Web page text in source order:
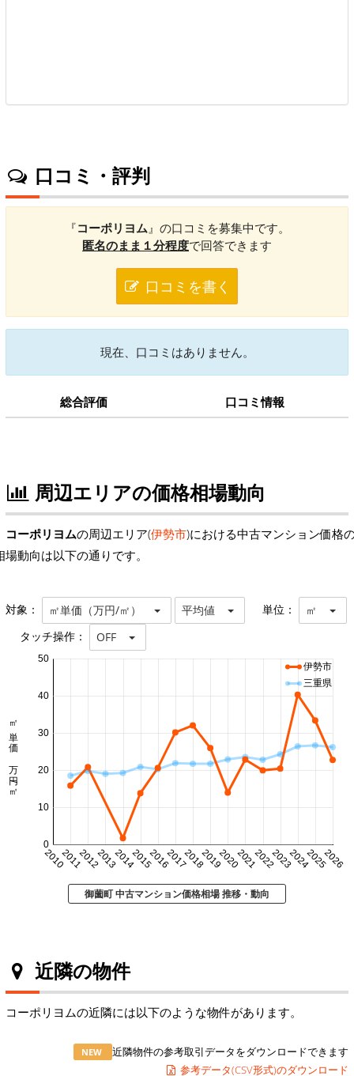
口コミ・評判
『コーポリヨム 』の口コミを募集中です。
匿名のまま１分程度で回答できます
口コミを書く
現在、口コミはありません。
総合評価 口コミ情報
周辺エリアの価格相場動向
コーポリヨムの周辺エリア(伊勢市)における中古マンション価格
場動向は以下の通りです。
対象： ㎡単価（万円/㎡） 平均値 単位： ㎡
タッチ操作： OFF
20102011201220132014201520162017201820192020202120222023202420252026
0
10
20
30
40
50
㎡単価 万円/㎡
伊勢市
三重県
御薗町 中古マンション価格相場 推移・動向
近隣の物件
コーポリヨムの近隣には以下のような物件があります。
NEW
近隣物件の参考取引データをダウンロードできます
参考データ(CSV形式)のダウンロード